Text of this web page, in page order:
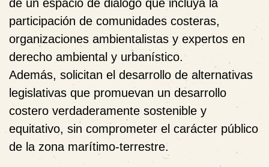
de un espacio de diálogo que incluya la
participación de comunidades costeras,
organizaciones ambientalistas y expertos en
derecho ambiental y urbanístico.
Además, solicitan el desarrollo de alternativas
legislativas que promuevan un desarrollo
costero verdaderamente sostenible y
equitativo, sin comprometer el carácter público
de la zona marítimo-terrestre.